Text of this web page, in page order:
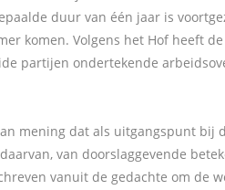
duur van één jaar is
komen. Volgens het Hof heeft
partijen ondertekende
mening dat als uitgangspunt bij
van doorslaggevende
vanuit de gedachte om de